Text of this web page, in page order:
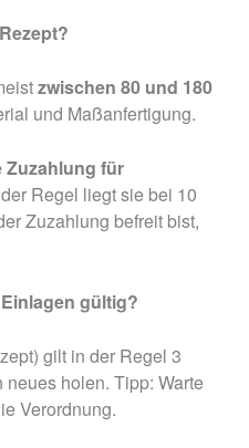
zwischen 80 und 180
und Maßanfertigung.
Zuzahlung für
Regel liegt sie bei 10
Zuzahlung befreit bist,
gültig?
gilt in der Regel 3
holen. Tipp: Warte
Verordnung.